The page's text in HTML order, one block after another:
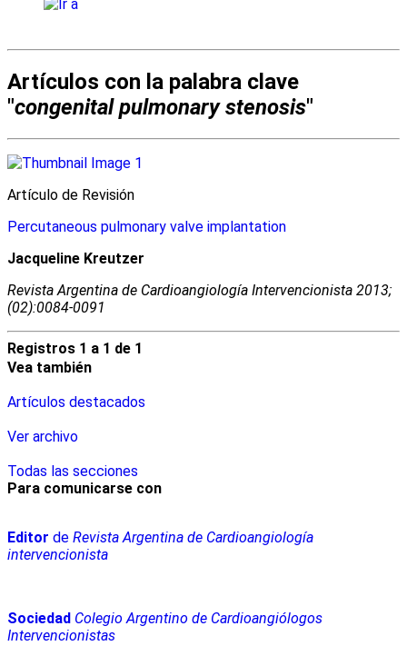
Artículos con la palabra clave
"congenital pulmonary stenosis"
Artículo de Revisión
Percutaneous pulmonary valve implantation
Jacqueline Kreutzer
Revista Argentina de Cardioangiologí­a Intervencionista 2013;
(02):0084-0091
Registros 1 a 1 de 1
Vea también
Artículos destacados
Ver archivo
Todas las secciones
Para comunicarse con
Editor de Revista Argentina de Cardioangiología
intervencionista
Sociedad Colegio Argentino de Cardioangiólogos
Intervencionistas